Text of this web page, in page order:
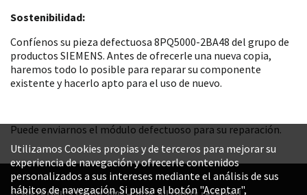
Sostenibilidad:
Confíenos su pieza defectuosa 8PQ5000-2BA48 del grupo de
productos SIEMENS. Antes de ofrecerle una nueva copia,
haremos todo lo posible para reparar su componente
existente y hacerlo apto para el uso de nuevo.
Puede enviarnos el módulo defectuoso para su reparación.
Utilizamos Cookies propias y de terceros para mejorar su
experiencia de navegación y ofrecerle contenidos
personalizados a sus intereses mediante el análisis de sus
hábitos de navegación. Si pulsa el botón "Aceptar",